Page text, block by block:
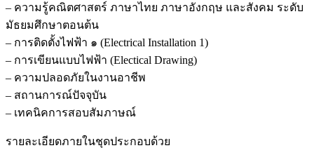
– ความรู้คณิตศาสตร์ ภาษาไทย ภาษาอังกฤษ และสังคม ระดับ
มัธยมศึกษาตอนต้น
– การติดตั้งไฟฟ้า ๑ (Electrical Installation 1)
– การเขียนแบบไฟฟ้า (Electical Drawing)
– ความปลอดภัยในงานอาชีพ
– สถานการณ์ปัจจุบัน
– เทคนิคการสอบสัมภาษณ์
รายละเอียดภายในชุดประกอบด้วย